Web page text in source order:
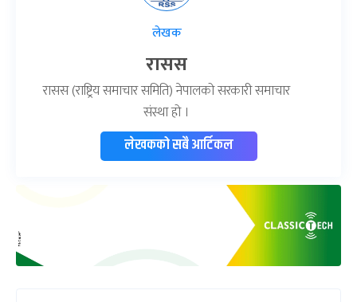
लेखक
रासस
रासस (राष्ट्रिय समाचार समिति) नेपालको सरकारी समाचार
संस्था हो ।
लेखकको सबै आर्टिकल